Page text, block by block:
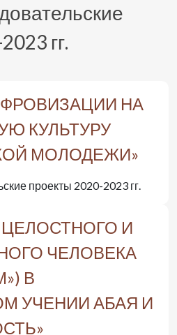
гг.
НА
КУЛЬТУРУ
МОЛОДЕЖИ»
проекты 2020-2023 гг.
И
ЧЕЛОВЕКА
В
УЧЕНИИ АБАЯ И